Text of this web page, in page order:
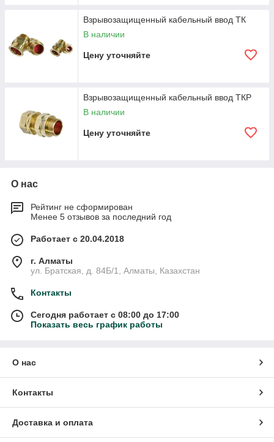
Взрывозащищенный кабельный ввод ТК
В наличии
Цену уточняйте
Взрывозащищенный кабельный ввод ТКР
В наличии
Цену уточняйте
О нас
Рейтинг не сформирован
Менее 5 отзывов за последний год
Работает с 20.04.2018
г. Алматы
ул. Братская, д. 84Б/1, Алматы, Казахстан
Контакты
Сегодня работает с 08:00 до 17:00
Показать весь график работы
О нас
Контакты
Доставка и оплата